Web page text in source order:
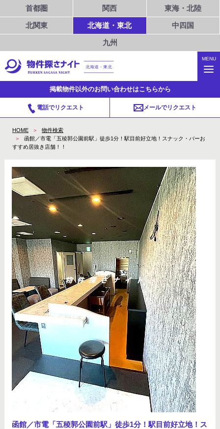
首都圏 関西 東海・北陸
北関東 北海道・東北 中四国
九州
北海道・東北
MENU
掲載物件以外のお問い合わせはこちらから
電話でリクエスト メールでリクエスト
HOME
物件検索
函館／市電「五稜郭公園前駅」徒歩1分！駅目前好立地！スナック・バーお
すすめ居抜き店舗！！
函館／市電「五稜郭公園前駅」徒歩1分！駅目前好立地！ス